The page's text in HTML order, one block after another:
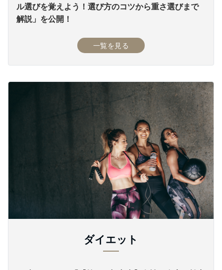
ル選びを覚えよう！選び方のコツから重さ選びまで
解説」を公開！
一覧を見る
ダイエット